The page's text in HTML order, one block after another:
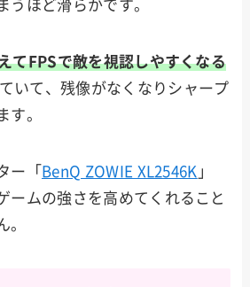
うほど滑らかです。
てFPSで敵を視認しやすくなる
いて、残像がなくなりシャープ
す。
ー「 BenQ ZOWIE XL2546K 」
ームの強さを高めてくれること
。